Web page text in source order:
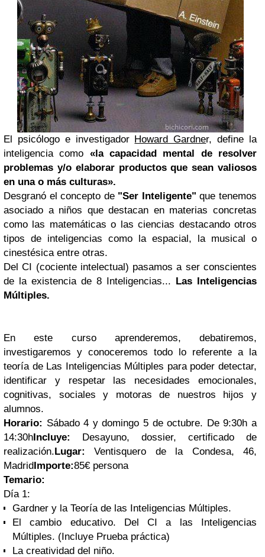
El psicólogo e investigador Howard Gardner, define la
inteligencia como «la capacidad mental de resolver
problemas y/o elaborar productos que sean valiosos
en una o más culturas».
Desgranó el concepto de "Ser Inteligente" que tenemos
asociado a niños que destacan en materias concretas
como las matemáticas o las ciencias destacando otros
tipos de inteligencias como la espacial, la musical o
cinestésica entre otras.
Del CI (cociente intelectual) pasamos a ser conscientes
de la existencia de 8 Inteligencias... Las Inteligencias
Múltiples.
En este curso aprenderemos, debatiremos,
investigaremos y conoceremos todo lo referente a la
teoría de Las Inteligencias Múltiples para poder detectar,
identificar y respetar las necesidades emocionales,
cognitivas, sociales y motoras de nuestros hijos y
alumnos.
Horario: Sábado 4 y domingo 5 de octubre. De 9:30h a
14:30hIncluye: Desayuno, dossier, certificado de
realización.Lugar:
Ventisquero de la Condesa, 46,
MadridImporte:85€ persona
Temario:
Día 1:
Gardner y la Teoría de las Inteligencias Múltiples.
El cambio educativo. Del CI a las Inteligencias
Múltiples. (Incluye Prueba práctica)
La creatividad del niño.